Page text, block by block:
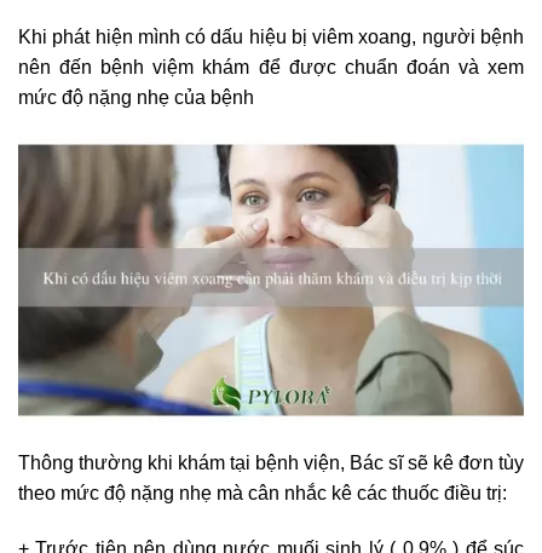
Khi phát hiện mình có dấu hiệu bị viêm xoang, người bệnh
nên đến bệnh việm khám để được chuẩn đoán và xem
mức độ nặng nhẹ của bệnh
Thông thường khi khám tại bệnh viện, Bác sĩ sẽ kê đơn tùy
theo mức độ nặng nhẹ mà cân nhắc kê các thuốc điều trị:
+ Trước tiên nên dùng nước muối sinh lý ( 0,9% ) để súc